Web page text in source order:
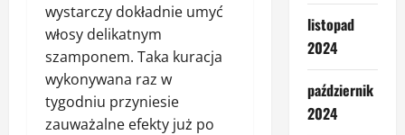
wystarczy dokładnie umyć
włosy delikatnym
szamponem. Taka kuracja
wykonywana raz w
tygodniu przyniesie
zauważalne efekty już po
listopad
2024
październik
2024